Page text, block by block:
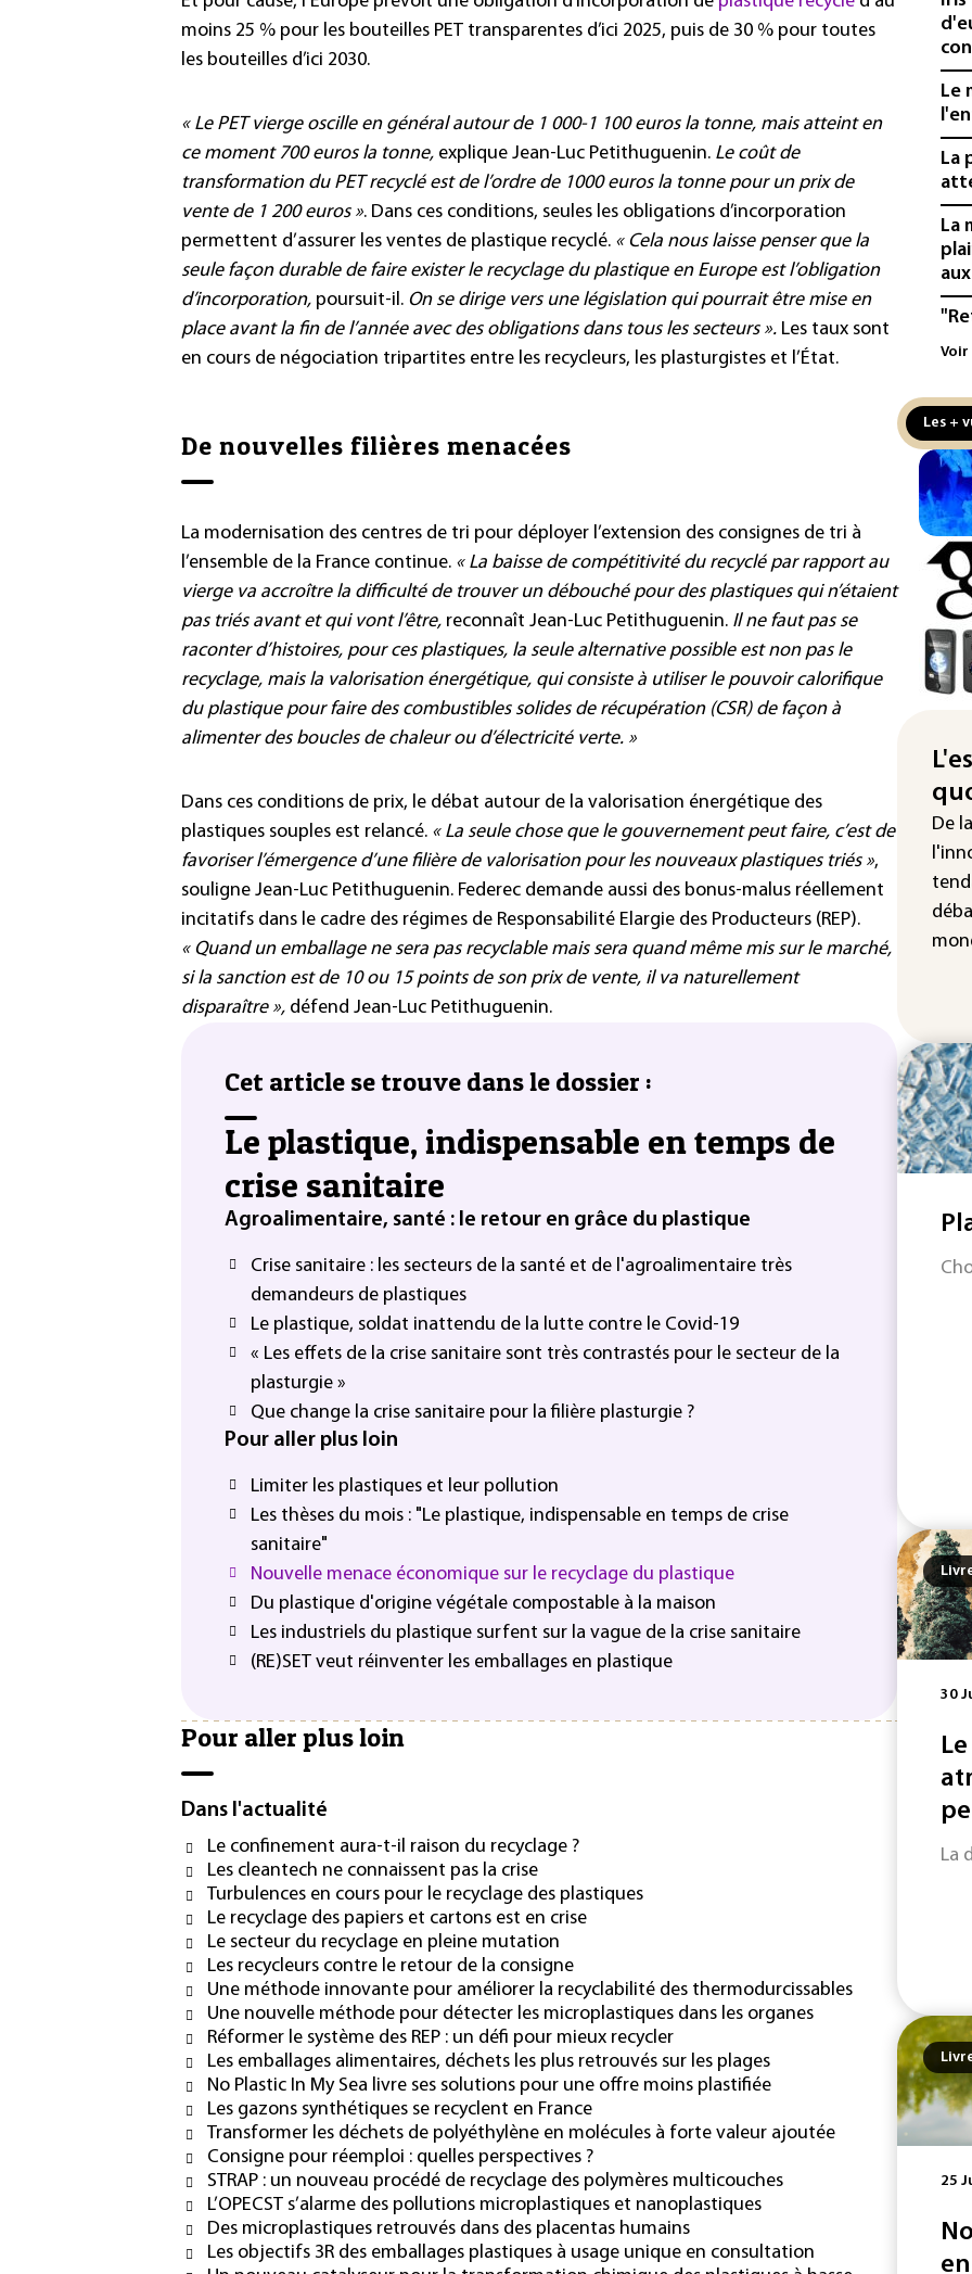
moins 25 % pour les bouteilles PET transparentes d’ici 2025, puis de 30 % pour toutes
les bouteilles d’ici 2030.
« Le PET vierge oscille en général autour de 1 000-1 100 euros la tonne, mais atteint en
ce moment 700 euros la tonne, explique Jean-Luc Petithuguenin. Le coût de
transformation du PET recyclé est de l’ordre de 1000 euros la tonne pour un prix de
vente de 1 200 euros ». Dans ces conditions, seules les obligations d’incorporation
permettent d’assurer les ventes de plastique recyclé. « Cela nous laisse penser que la
seule façon durable de faire exister le recyclage du plastique en Europe est l’obligation
d’incorporation, poursuit-il. On se dirige vers une législation qui pourrait être mise en
place avant la fin de l’année avec des obligations dans tous les secteurs ». Les taux sont
en cours de négociation tripartites entre les recycleurs, les plasturgistes et l’État.
De nouvelles filières menacées
La modernisation des centres de tri pour déployer l’extension des consignes de tri à
l’ensemble de la France continue. « La baisse de compétitivité du recyclé par rapport au
vierge va accroître la difficulté de trouver un débouché pour des plastiques qui n’étaient
pas triés avant et qui vont l’être, reconnaît Jean-Luc Petithuguenin. Il ne faut pas se
raconter d’histoires, pour ces plastiques, la seule alternative possible est non pas le
recyclage, mais la valorisation énergétique, qui consiste à utiliser le pouvoir calorifique
du plastique pour faire des combustibles solides de récupération (CSR) de façon à
alimenter des boucles de chaleur ou d’électricité verte. »
Dans ces conditions de prix, le débat autour de la valorisation énergétique des
plastiques souples est relancé. « La seule chose que le gouvernement peut faire, c’est de
favoriser l’émergence d’une filière de valorisation pour les nouveaux plastiques triés »,
souligne Jean-Luc Petithuguenin. Federec demande aussi des bonus-malus réellement
incitatifs dans le cadre des régimes de Responsabilité Elargie des Producteurs (REP).
« Quand un emballage ne sera pas recyclable mais sera quand même mis sur le marché,
si la sanction est de 10 ou 15 points de son prix de vente, il va naturellement
disparaître », défend Jean-Luc Petithuguenin.
Cet article se trouve dans le dossier :
Le plastique, indispensable en temps de
crise sanitaire
Agroalimentaire, santé : le retour en grâce du plastique
Crise sanitaire : les secteurs de la santé et de l'agroalimentaire très
demandeurs de plastiques
Le plastique, soldat inattendu de la lutte contre le Covid-19
« Les effets de la crise sanitaire sont très contrastés pour le secteur de la
plasturgie »
Que change la crise sanitaire pour la filière plasturgie ?
Pour aller plus loin
Limiter les plastiques et leur pollution
Les thèses du mois : "Le plastique, indispensable en temps de crise
sanitaire"
Nouvelle menace économique sur le recyclage du plastique
Du plastique d'origine végétale compostable à la maison
Les industriels du plastique surfent sur la vague de la crise sanitaire
(RE)SET veut réinventer les emballages en plastique
Pour aller plus loin
Dans l'actualité
Le confinement aura-t-il raison du recyclage ?
Les cleantech ne connaissent pas la crise
Turbulences en cours pour le recyclage des plastiques
Le recyclage des papiers et cartons est en crise
Le secteur du recyclage en pleine mutation
Les recycleurs contre le retour de la consigne
Une méthode innovante pour améliorer la recyclabilité des thermodurcissables
Une nouvelle méthode pour détecter les microplastiques dans les organes
Réformer le système des REP : un défi pour mieux recycler
Les emballages alimentaires, déchets les plus retrouvés sur les plages
No Plastic In My Sea livre ses solutions pour une offre moins plastifiée
Les gazons synthétiques se recyclent en France
Transformer les déchets de polyéthylène en molécules à forte valeur ajoutée
Consigne pour réemploi : quelles perspectives ?
STRAP : un nouveau procédé de recyclage des polymères multicouches
L’OPECST s’alarme des pollutions microplastiques et nanoplastiques
Des microplastiques retrouvés dans des placentas humains
Les objectifs 3R des emballages plastiques à usage unique en consultation
Le
La
La
Le
au
au
de
Voir
Les +
De
30
La
25